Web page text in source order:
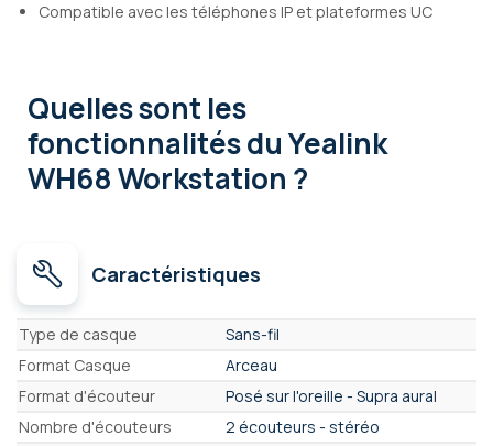
Compatible avec les téléphones IP et plateformes UC
Quelles sont les
fonctionnalitésdu Yealink
WH68 Workstation ?
Caractéristiques
Caractéristiques
Type de casque
Sans-fil
Format Casque
Arceau
Format d'écouteur
Posé sur l'oreille - Supra aural
Nombre d'écouteurs
2 écouteurs - stéréo